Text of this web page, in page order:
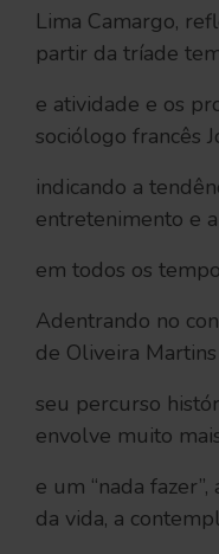
Lima Camargo,
partir da tríade
e atividade e os
sociólogo francês
indicando a
entretenimento e
em todos os
Adentrando no
de Oliveira
seu percurso
envolve muito
e um “nada
da vida, a